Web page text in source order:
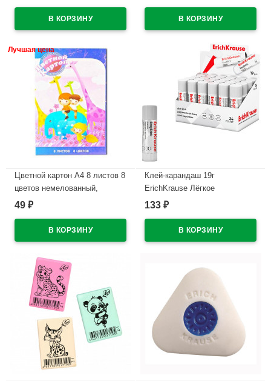
Лучшая цена
Цветной картон А4 8 листов 8
цветов немелованный,
односторонний РАША
49 ₽
Клей-карандаш 19г
ErichKrause Лёгкое
склеивание арт.48032 (Ст.24)
133 ₽